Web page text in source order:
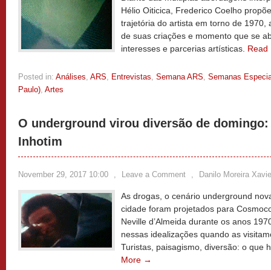
Hélio Oiticica, Frederico Coelho
trajetória do artista em torno de 1970,
de suas criações e momento que se
interesses e parcerias artísticas.
Posted in: Análises, ARS, Entrevistas, Semana ARS, Semanas
Paulo), Artes
O underground virou diversão de
Inhotim
November 29, 2017 10:00 , Leave a Comment , Danilo Moreira
As drogas, o cenário underground
cidade foram projetados para
Neville d’Almeida durante os anos
nessas idealizações quando as
Turistas, paisagismo, diversão: o que
More →